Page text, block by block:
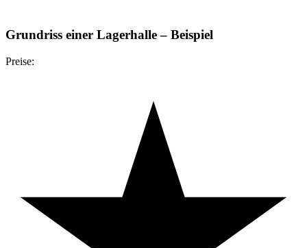
Grundriss einer Lagerhalle – Beispiel
Preise: